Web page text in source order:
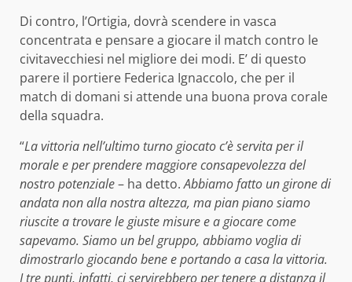
Di contro, l’Ortigia, dovrà scendere in vasca
concentrata e pensare a giocare il match contro le
civitavecchiesi nel migliore dei modi. E’ di questo
parere il portiere Federica Ignaccolo, che per il
match di domani si attende una buona prova corale
della squadra.
“La vittoria nell’ultimo turno giocato c’è servita per il
morale e per prendere maggiore consapevolezza del
nostro potenziale– ha detto.Abbiamo fatto un girone di
andata non alla nostra altezza, ma pian piano siamo
riuscite a trovare le giuste misure e a giocare come
sapevamo. Siamo un bel gruppo, abbiamo voglia di
dimostrarlo giocando bene e portando a casa la vittoria.
I tre punti, infatti, ci servirebbero per tenere a distanza il